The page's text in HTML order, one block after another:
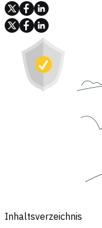
Inhaltsverzeichnis